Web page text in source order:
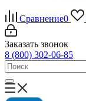
Сравнение0
Заказать звонок
8 (800) 302-06-85